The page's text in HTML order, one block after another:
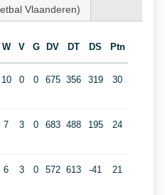
Vlaanderen)
W V G DV DT DS Ptn
10 0 0 675 356 319 30
7 3 0 683 488 195 24
6 3 0 572 613 -41 21